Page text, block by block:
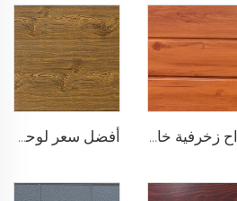
ألواح زخرفية خارجية مقاومة للماء من البولي يوريثين رغوي ساندويشي مقاومة للغرف الباردة ألواح جدارية معدنية أفضل سعر لوحة جدارية خارجية مع عزل حراري لوحة سقف خارجي لوحة رغوة بولي يوريثين صلبة للمنازل الصغيرة